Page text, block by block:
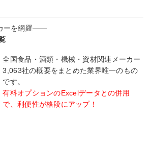
ーを網羅――
全国食品・酒類・機械・資材関連メーカー
3,063社の概要をまとめた業界唯一のもの
です。
有料オプションのExcelデータとの併用
で、利便性が格段にアップ！